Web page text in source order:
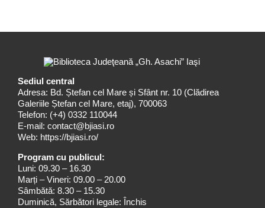
Sediul central
Adresa: Bd. Ștefan cel Mare și Sfânt nr. 10 (Clădirea
Galeriile Ștefan cel Mare, etaj), 700063
Telefon: (+4) 0332 110044
E-mail: contact@bjiasi.ro
Web: https://bjiasi.ro/
Program cu publicul:
Luni: 09.30 – 16.30
Marți – Vineri: 09.00 – 20.00
Sâmbătă: 8.30 – 15.30
Duminică, Sărbători legale: Închis